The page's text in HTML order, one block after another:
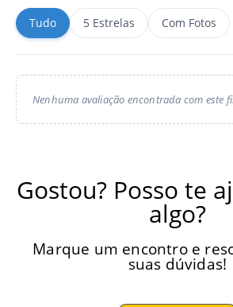
Tudo 5 Estrelas Com Fotos
Nenhuma avaliação encontrada com este
Gostou? Posso te
algo?
Marque um encontro e
suas dúvidas!